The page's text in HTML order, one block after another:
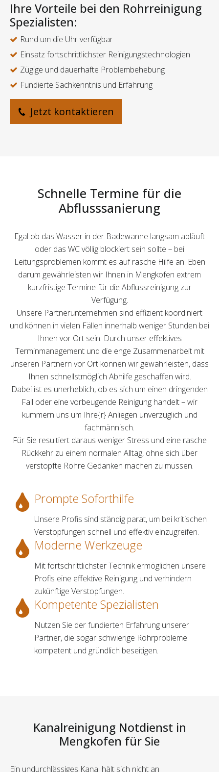
Ihre Vorteile bei den Rohrreinigung
Spezialisten:
Rund um die Uhr verfügbar
Einsatz fortschrittlichster Reinigungstechnologien
Zügige und dauerhafte Problembehebung
Fundierte Sachkenntnis und Erfahrung
Jetzt kontaktieren
Schnelle Termine für die
Abflusssanierung
Egal ob das Wasser in der Badewanne langsam abläuft
oder das WC völlig blockiert sein sollte – bei
Leitungsproblemen kommt es auf rasche Hilfe an. Eben
darum gewährleisten wir Ihnen in Mengkofen extrem
kurzfristige Termine für die Abflussreinigung zur
Verfügung.
Unsere Partnerunternehmen sind effizient koordiniert
und können in vielen Fällen innerhalb weniger Stunden bei
Ihnen vor Ort sein. Durch unser effektives
Terminmanagement und die enge Zusammenarbeit mit
unseren Partnern vor Ort können wir gewährleisten, dass
Ihnen schnellstmöglich Abhilfe geschaffen wird.
Dabei ist es unerheblich, ob es sich um einen dringenden
Fall oder eine vorbeugende Reinigung handelt – wir
kümmern uns um Ihre{r} Anliegen unverzüglich und
fachmännisch.
Für Sie resultiert daraus weniger Stress und eine rasche
Rückkehr zu einem normalen Alltag, ohne sich über
verstopfte Rohre Gedanken machen zu müssen.
Prompte Soforthilfe
Unsere Profis sind ständig parat, um bei kritischen
Verstopfungen schnell und effektiv einzugreifen.
Moderne Werkzeuge
Mit fortschrittlichster Technik ermöglichen unsere
Profis eine effektive Reinigung und verhindern
zukünftige Verstopfungen.
Kompetente Spezialisten
Nutzen Sie der fundierten Erfahrung unserer
Partner, die sogar schwierige Rohrprobleme
kompetent und gründlich beseitigen.
Kanalreinigung Notdienst in
Mengkofen für Sie
Ein undurchlässiges Kanal hält sich nicht an